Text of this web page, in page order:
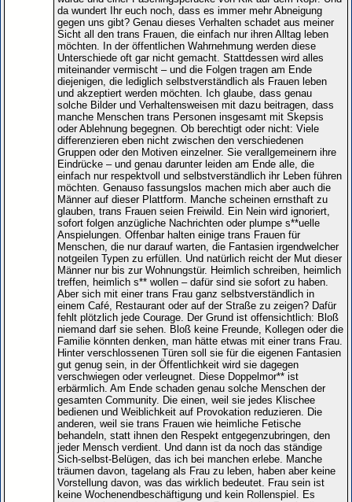
da wundert Ihr euch noch, dass es immer mehr Abneigung
gegen uns gibt? Genau dieses Verhalten schadet aus meiner
Sicht all den trans Frauen, die einfach nur ihren Alltag leben
möchten. In der öffentlichen Wahrnehmung werden diese
Unterschiede oft gar nicht gemacht. Stattdessen wird alles
miteinander vermischt – und die Folgen tragen am Ende
diejenigen, die lediglich selbstverständlich als Frauen leben
und akzeptiert werden möchten. Ich glaube, dass genau
solche Bilder und Verhaltensweisen mit dazu beitragen, dass
manche Menschen trans Personen insgesamt mit Skepsis
oder Ablehnung begegnen. Ob berechtigt oder nicht: Viele
differenzieren eben nicht zwischen den verschiedenen
Gruppen oder den Motiven einzelner. Sie verallgemeinern ihre
Eindrücke – und genau darunter leiden am Ende alle, die
einfach nur respektvoll und selbstverständlich ihr Leben führen
möchten. Genauso fassungslos machen mich aber auch die
Männer auf dieser Plattform. Manche scheinen ernsthaft zu
glauben, trans Frauen seien Freiwild. Ein Nein wird ignoriert,
sofort folgen anzügliche Nachrichten oder plumpe s**uelle
Anspielungen. Offenbar halten einige trans Frauen für
Menschen, die nur darauf warten, die Fantasien irgendwelcher
notgeilen Typen zu erfüllen. Und natürlich reicht der Mut dieser
Männer nur bis zur Wohnungstür. Heimlich schreiben, heimlich
treffen, heimlich s** wollen – dafür sind sie sofort zu haben.
Aber sich mit einer trans Frau ganz selbstverständlich in
einem Café, Restaurant oder auf der Straße zu zeigen? Dafür
fehlt plötzlich jede Courage. Der Grund ist offensichtlich: Bloß
niemand darf sie sehen. Bloß keine Freunde, Kollegen oder die
Familie könnten denken, man hätte etwas mit einer trans Frau.
Hinter verschlossenen Türen soll sie für die eigenen Fantasien
gut genug sein, in der Öffentlichkeit wird sie dagegen
verschwiegen oder verleugnet. Diese Doppelmor** ist
erbärmlich. Am Ende schaden genau solche Menschen der
gesamten Community. Die einen, weil sie jedes Klischee
bedienen und Weiblichkeit auf Provokation reduzieren. Die
anderen, weil sie trans Frauen wie heimliche Fetische
behandeln, statt ihnen den Respekt entgegenzubringen, den
jeder Mensch verdient. Und dann ist da noch das ständige
Sich-selbst-Belügen, das ich bei manchen erlebe. Manche
träumen davon, tagelang als Frau zu leben, haben aber keine
Vorstellung davon, was das wirklich bedeutet. Frau sein ist
keine Wochenendbeschäftigung und kein Rollenspiel. Es